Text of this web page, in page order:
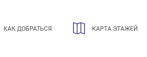
КАК ДОБРАТЬСЯ КАРТА ЭТАЖЕЙ